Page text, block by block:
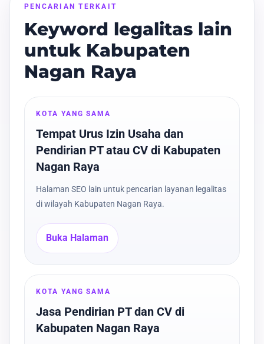
PENCARIAN TERKAIT
Keyword legalitas lain
untuk Kabupaten
Nagan Raya
KOTA YANG SAMA
Tempat Urus Izin Usaha dan
Pendirian PT atau CV di Kabupaten
Nagan Raya
Halaman SEO lain untuk pencarian layanan legalitas
di wilayah Kabupaten Nagan Raya.
Buka Halaman
KOTA YANG SAMA
Jasa Pendirian PT dan CV di
Kabupaten Nagan Raya